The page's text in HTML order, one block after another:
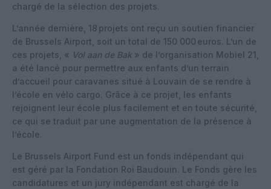
chargé de la sélection des projets.
L’année dernière, 18 projets ont reçu un soutien financier
de Brussels Airport, soit un total de 150 000 euros. L’un de
ces projets, « Vol aan de Bak » de l’organisation Mobiel 21,
a été lancé pour permettre aux enfants d’un terrain
d’accueil pour caravanes situé à Louvain de se rendre à
l’école en vélo cargo. Grâce à ce projet, les enfants
rejoignent leur école plus facilement et en toute sécurité,
ce qui se traduit par une augmentation de la présence à
l’école.
Le Brussels Airport Fund est un fonds indépendant qui
est géré par la Fondation Roi Baudouin. Le Fonds gère les
candidatures et un jury indépendant est chargé de la